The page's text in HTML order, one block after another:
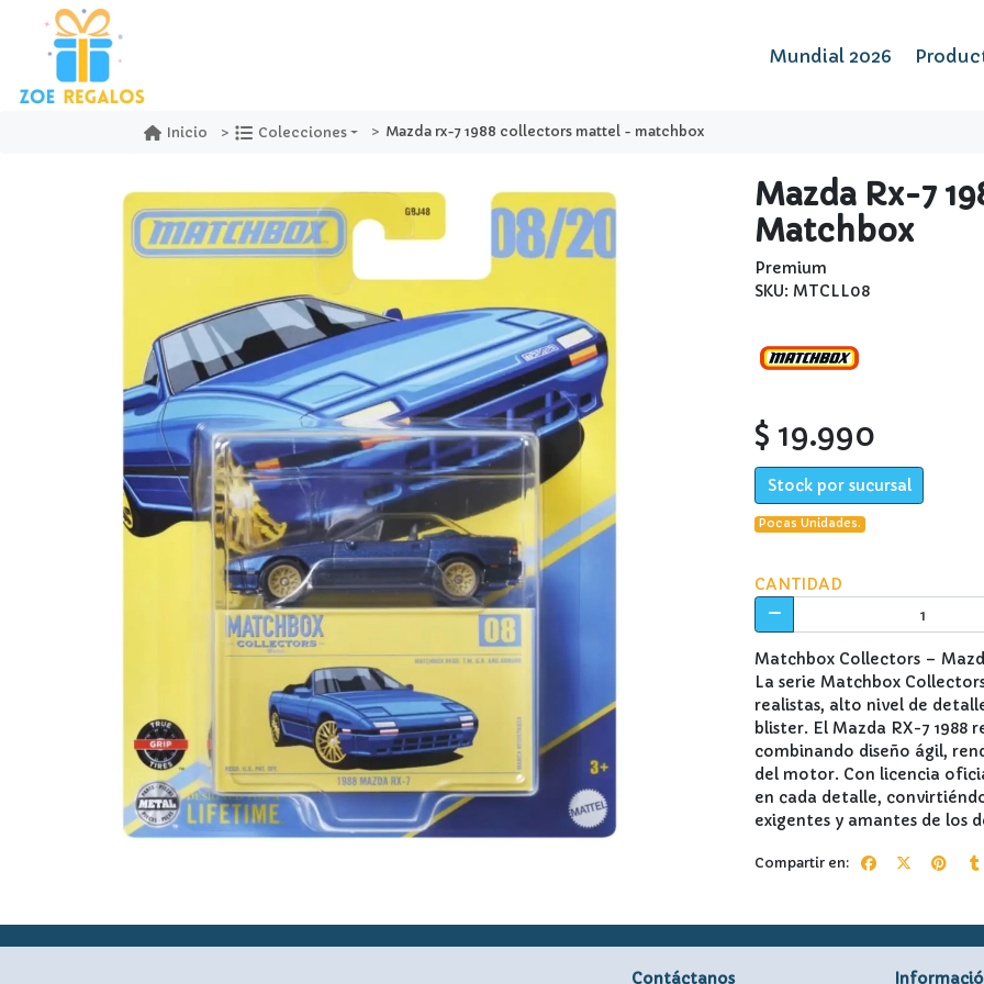
Mundial 2026
Inicio Colecciones Mazda rx-7 1988 collectors mattel - matchbox
Mazda Rx-7
Matchbox
Premium
SKU: MTCLL08
$ 19.990
Stock por sucursal
Pocas Unidades.
CANTIDAD
Matchbox Collectors –
La serie Matchbox
realistas, alto nivel de
blister. El Mazda RX-7
combinando diseño ágil,
del motor. Con licencia
en cada detalle,
exigentes y amantes de los
Compartir en:
Contáctanos